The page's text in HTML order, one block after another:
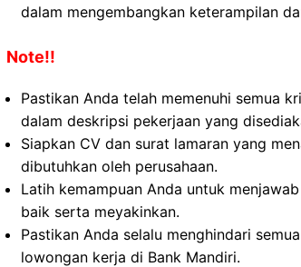
dalam mengembangkan keterampilan
Note!!
Pastikan Anda telah memenuhi semua
dalam deskripsi pekerjaan yang
Siapkan CV dan surat lamaran yang
dibutuhkan oleh perusahaan.
Latih kemampuan Anda untuk
baik serta meyakinkan.
Pastikan Anda selalu menghindari
lowongan kerja di Bank Mandiri.